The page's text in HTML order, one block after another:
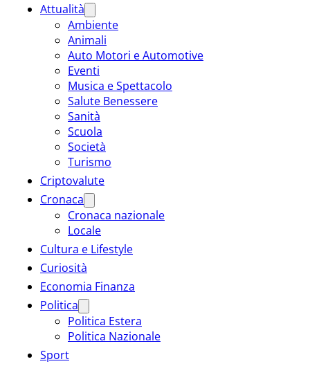
Attualità
Ambiente
Animali
Auto Motori e Automotive
Eventi
Musica e Spettacolo
Salute Benessere
Sanità
Scuola
Società
Turismo
Criptovalute
Cronaca
Cronaca nazionale
Locale
Cultura e Lifestyle
Curiosità
Economia Finanza
Politica
Politica Estera
Politica Nazionale
Sport